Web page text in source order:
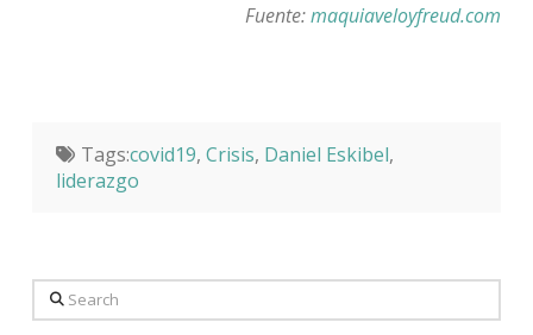
Fuente:maquiaveloyfreud.com
Tags:covid19, Crisis, Daniel Eskibel,
liderazgo
Search